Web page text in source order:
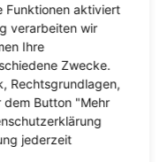
sparen Zeit
minimiert
die sich
anpassen.​
Funktionen aktiviert
verarbeiten wir
Ihre
Zwecke.
Rechtsgrundlagen,
dem Button "Mehr
jederzeit